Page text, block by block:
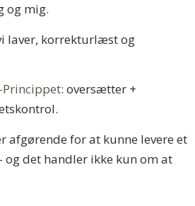
og mig.
laver, korrekturlæst og
Princippet: oversætter +
afgørende for at kunne levere et
det handler ikke kun om at